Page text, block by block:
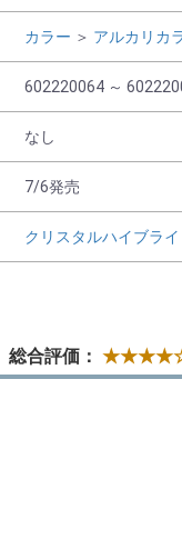
カラー ＞ アルカリカ
602220064 ～
なし
7/6発売
クリスタルハイブラ
総合評価：